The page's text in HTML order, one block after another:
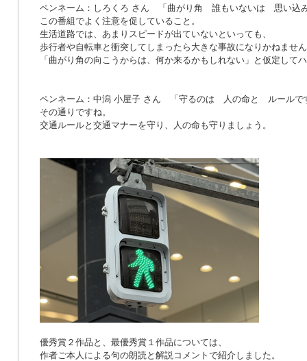
ペンネーム：しろくろ さん
「曲がり角 誰もいないは 思い込
この番組でよく注意を促していること。
生活道路では、あまりスピードが出ていないといっても、
歩行者や自転車と衝突してしまったら大きな事故になりかねませ
「曲がり角の向こうからは、何か来るかもしれない」と仮定して
ペンネーム：中潟 小屋子 さん 「 守るのは 人の命と ルールで
その通りですね。
交通ルールと交通マナーを守り、人の命も守りましょう。
優秀賞２作品と、最優秀賞１作品については、
作者ご本人による句の朗読と解説コメントで紹介しました。